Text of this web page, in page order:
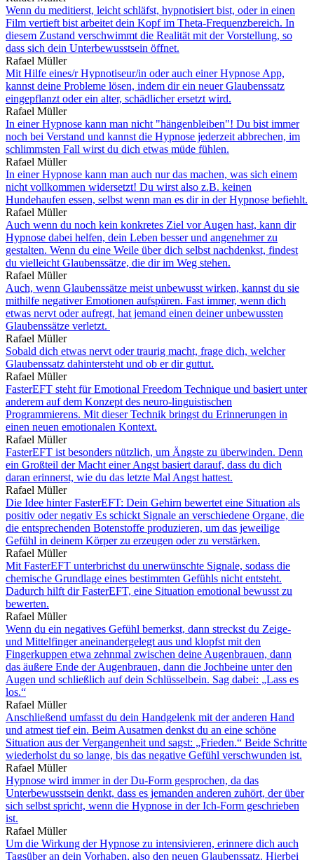
Wenn du meditierst, leicht schläfst, hypnotisiert bist, oder in einen
Film vertieft bist arbeitet dein Kopf im Theta-Frequenzbereich. In
diesem Zustand verschwimmt die Realität mit der Vorstellung, so
dass sich dein Unterbewusstsein öffnet.
Rafael Müller
Mit Hilfe eines/r Hypnotiseur/in oder auch einer Hypnose App,
kannst deine Probleme lösen, indem dir ein neuer Glaubenssatz
eingepflanzt oder ein alter, schädlicher ersetzt wird.
Rafael Müller
In einer Hypnose kann man nicht "hängenbleiben"! Du bist immer
noch bei Verstand und kannst die Hypnose jederzeit abbrechen, im
schlimmsten Fall wirst du dich etwas müde fühlen.
Rafael Müller
In einer Hypnose kann man auch nur das machen, was sich einem
nicht vollkommen widersetzt! Du wirst also z.B. keinen
Hundehaufen essen, selbst wenn man es dir in der Hypnose befiehlt.
Rafael Müller
Auch wenn du noch kein konkretes Ziel vor Augen hast, kann dir
Hypnose dabei helfen, dein Leben besser und angenehmer zu
gestalten. Wenn du eine Weile über dich selbst nachdenkst, findest
du vielleicht Glaubenssätze, die dir im Weg stehen.
Rafael Müller
Auch, wenn Glaubenssätze meist unbewusst wirken, kannst du sie
mithilfe negativer Emotionen aufspüren. Fast immer, wenn dich
etwas nervt oder aufregt, hat jemand einen deiner unbewussten
Glaubenssätze verletzt.
Rafael Müller
Sobald dich etwas nervt oder traurig macht, frage dich, welcher
Glaubenssatz dahintersteht und ob er dir guttut.
Rafael Müller
FasterEFT steht für Emotional Freedom Technique und basiert unter
anderem auf dem Konzept des neuro-linguistischen
Programmierens. Mit dieser Technik bringst du Erinnerungen in
einen neuen emotionalen Kontext.
Rafael Müller
FasterEFT ist besonders nützlich, um Ängste zu überwinden. Denn
ein Großteil der Macht einer Angst basiert darauf, dass du dich
daran erinnerst, wie du das letzte Mal Angst hattest.
Rafael Müller
Die Idee hinter FasterEFT: Dein Gehirn bewertet eine Situation als
positiv oder negativ Es schickt Signale an verschiedene Organe, die
die entsprechenden Botenstoffe produzieren, um das jeweilige
Gefühl in deinem Körper zu erzeugen oder zu verstärken.
Rafael Müller
Mit FasterEFT unterbrichst du unerwünschte Signale, sodass die
chemische Grundlage eines bestimmten Gefühls nicht entsteht.
Dadurch hilft dir FasterEFT, eine Situation emotional bewusst zu
bewerten.
Rafael Müller
Wenn du ein negatives Gefühl bemerkst, dann streckst du Zeige-
und Mittelfinger aneinandergelegt aus und klopfst mit den
Fingerkuppen etwa zehnmal zwischen deine Augenbrauen, dann
das äußere Ende der Augenbrauen, dann die Jochbeine unter den
Augen und schließlich auf dein Schlüsselbein. Sag dabei: „Lass es
los.“
Rafael Müller
Anschließend umfasst du dein Handgelenk mit der anderen Hand
und atmest tief ein. Beim Ausatmen denkst du an eine schöne
Situation aus der Vergangenheit und sagst: „Frieden.“ Beide Schritte
wiederholst du so lange, bis das negative Gefühl verschwunden ist.
Rafael Müller
Hypnose wird immer in der Du-Form gesprochen, da das
Unterbewusstsein denkt, dass es jemanden anderen zuhört, der über
sich selbst spricht, wenn die Hypnose in der Ich-Form geschrieben
ist.
Rafael Müller
Um die Wirkung der Hypnose zu intensivieren, erinnere dich auch
Tagsüber an dein Vorhaben, also den neuen Glaubenssatz. Hierbei